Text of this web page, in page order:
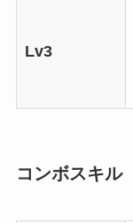
Lv3
コンボスキル